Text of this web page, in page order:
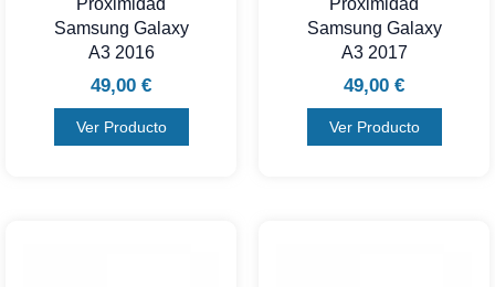
Proximidad
Samsung Galaxy
A3 2016
49,00 €
Ver Producto
Proximidad
Samsung Galaxy
A3 2017
49,00 €
Ver Producto